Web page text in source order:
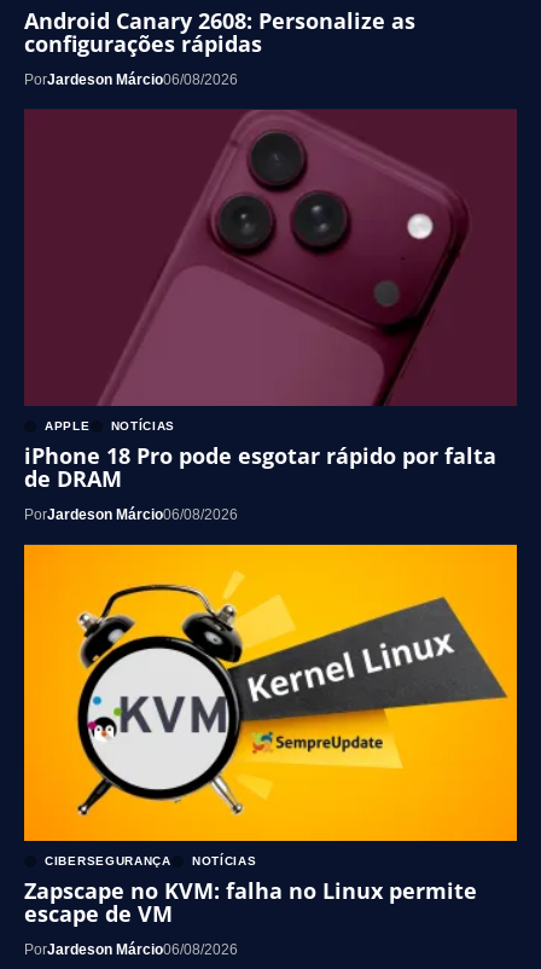
Android Canary 2608: Personalize as
configurações rápidas
PorJardeson Márcio06/08/2026
APPLE NOTÍCIAS
iPhone 18 Pro pode esgotar rápido por falta
de DRAM
PorJardeson Márcio06/08/2026
CIBERSEGURANÇA NOTÍCIAS
Zapscape no KVM: falha no Linux permite
escape de VM
PorJardeson Márcio06/08/2026